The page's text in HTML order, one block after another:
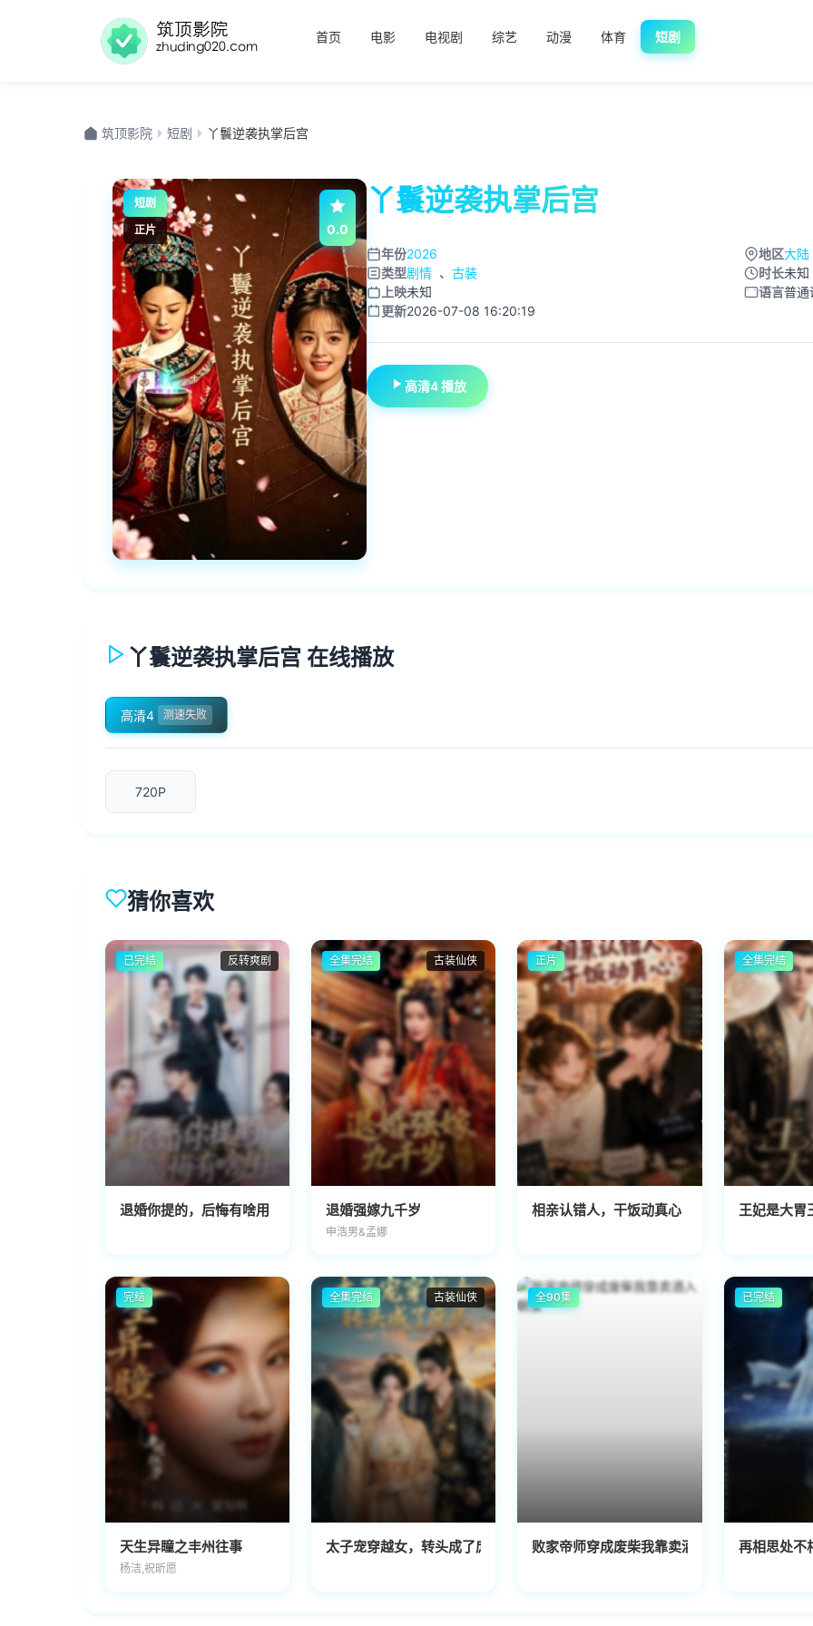
首页 电影 电视剧 综艺 动漫 体育 短剧
筑顶影院 短剧 丫鬟逆袭执掌后宫
短剧
正片
0.0
丫鬟逆袭执掌后宫
年份2026 地区大陆
类型剧情 、 古装 时长未知
上映未知 语言普通
更新2026-07-08 16:20:19
高清4 播放
丫鬟逆袭执掌后宫 在线播放
高清4 测速失败
720P
猜你喜欢
反转爽剧
已完结
退婚你提的，后悔有啥用
古装仙侠
全集完结
退婚强嫁九千岁
申浩男&孟娜
正片
相亲认错人，干饭动真心
全集完结
王妃是大胃
完结
天生异瞳之丰州往事
杨洁,祝昕愿
古装仙侠
全集完结
太子宠穿越女，转头成了庶民
全90集
败家帝师穿成废柴我靠卖酒入朝堂
已完结
再相思处不